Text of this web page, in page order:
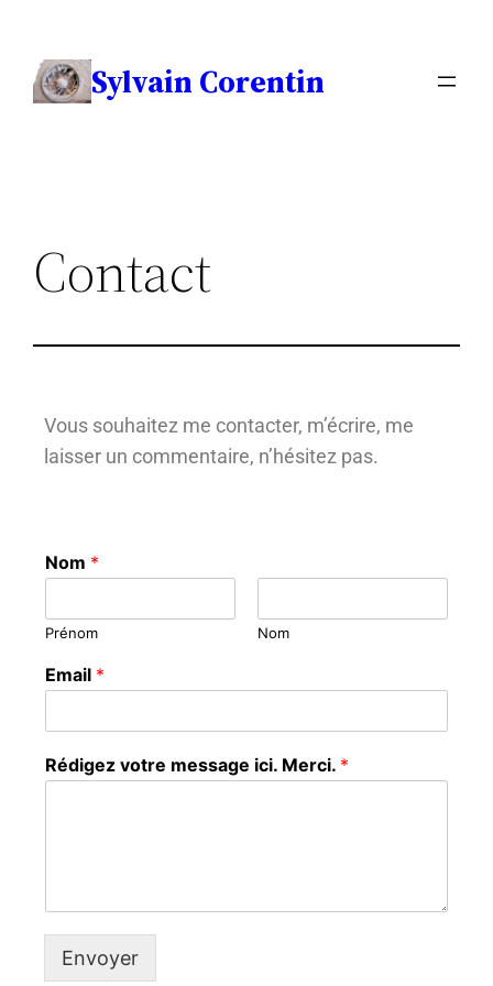
Sylvain Corentin
Contact
Vous souhaitez me contacter, m’écrire, me
laisser un commentaire, n’hésitez pas.
Nom *
Prénom Nom
Email *
Rédigez votre message ici. Merci. *
Envoyer